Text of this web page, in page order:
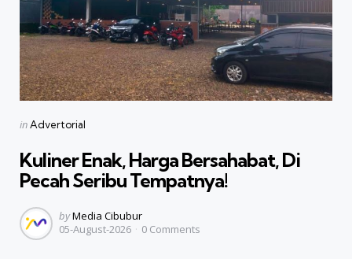
Categories
Posted
inAdvertorial
Kuliner Enak, Harga Bersahabat, Di
Pecah Seribu Tempatnya!
Posted
by
byMedia Cibubur
05-August-2026
0 Comments